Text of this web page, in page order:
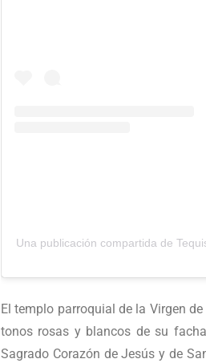
Una publicación compartida de
El templo parroquial de la Virgen
tonos rosas y blancos de su
Sagrado Corazón de Jesús y de